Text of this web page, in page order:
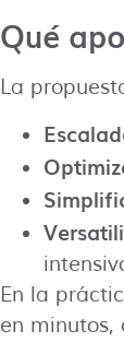
Qué
La
En la
en minutos,